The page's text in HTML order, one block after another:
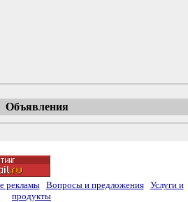
Объявления
рекламы Вопросы и предложения
Услуги и
продукты